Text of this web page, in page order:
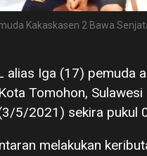
Kakaskasen 2 Bawa
alias Iga (17) pemuda
Tomohon,
5/2021) sekira pukul
melakukan